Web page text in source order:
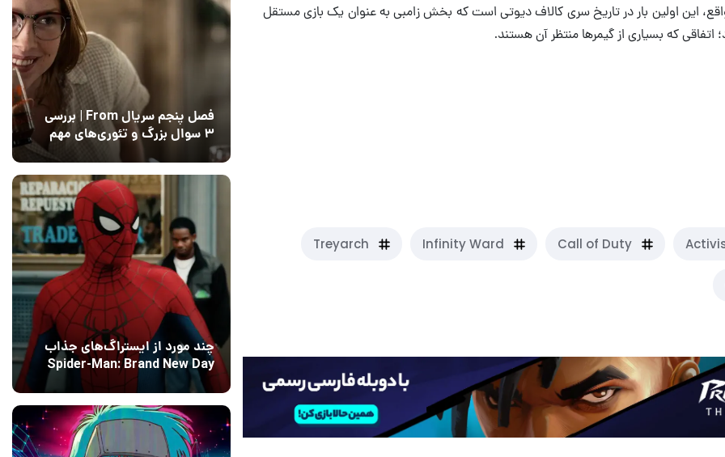
این اولین بار در تاریخ سری کالاف دیوتی است که بخش زامبی به عنوان یک بازی مستقل
اتفاقی که بسیاری از گیمرها منتظر آن هستند.
Call of Duty
Infinity Ward
Treyarch
فصل پنجم سریال From | بررسی
۳ سوال بزرگ و تئوری‌های مهم
12 مرداد 1405
چند مورد از ایستراگ‌های جذاب
Spider-Man: Brand New Day
فاش شدند
۰